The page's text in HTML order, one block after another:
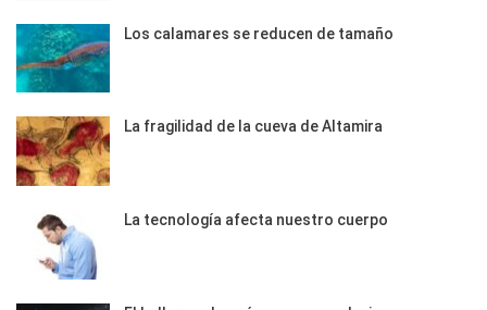
Los calamares se reducen de tamaño
La fragilidad de la cueva de Altamira
La tecnología afecta nuestro cuerpo